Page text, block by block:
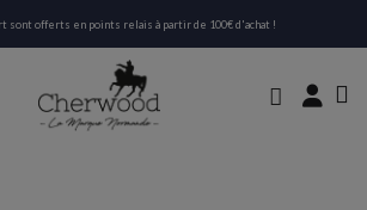
sont offerts en points relais à partir de 100€ d'achat !